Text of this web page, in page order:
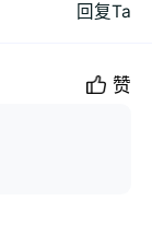
回复Ta
赞